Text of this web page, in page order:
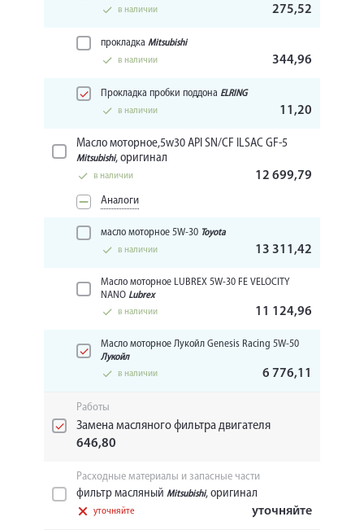
в наличии
275,52
прокладка Mitsubishi
в наличии
344,96
Прокладка пробки поддона ELRING
в наличии
11,20
Масло моторное,5w30 API SN/CF ILSAC GF-5
Mitsubishi, оригинал
в наличии 12 699,79
Аналоги
масло моторное 5W-30 Toyota
в наличии
13 311,42
Масло моторное LUBREX 5W-30 FE VELOCITY
NANO Lubrex
в наличии
11 124,96
Масло моторное Лукойл Genesis Racing 5W-50
Лукойл
в наличии
6 776,11
Работы
Замена масляного фильтра двигателя
646,80
Расходные материалы и запасные части
фильтр масляный Mitsubishi, оригинал
уточняйте уточняйте